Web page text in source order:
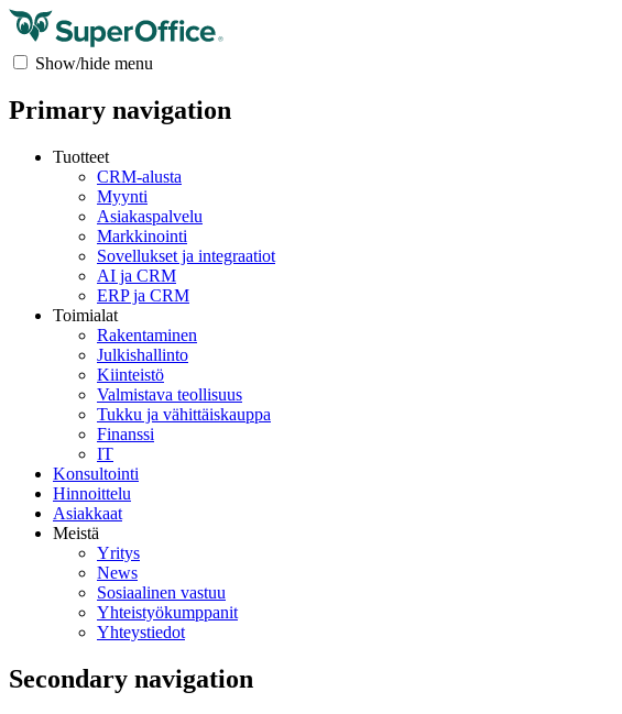
Show/hide menu
Primary navigation
Tuotteet
CRM-alusta
Myynti
Asiakaspalvelu
Markkinointi
Sovellukset ja integraatiot
AI ja CRM
ERP ja CRM
Toimialat
Rakentaminen
Julkishallinto
Kiinteistö
Valmistava teollisuus
Tukku ja vähittäiskauppa
Finanssi
IT
Konsultointi
Hinnoittelu
Asiakkaat
Meistä
Yritys
News
Sosiaalinen vastuu
Yhteistyökumppanit
Yhteystiedot
Secondary navigation